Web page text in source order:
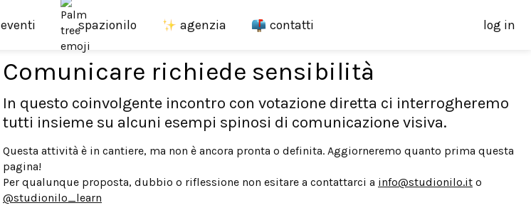
eventi spazionilo agenzia contatti log in
Comunicare richiede sensibilità
In questo coinvolgente incontro con votazione diretta ci interrogheremo
tutti insieme su alcuni esempi spinosi di comunicazione visiva.
Questa attività è in cantiere, ma non è ancora pronta o definita. Aggiorneremo quanto prima questa
pagina!
Per qualunque proposta, dubbio o riflessione non esitare a contattarci a info@studionilo.it o
@studionilo_learn